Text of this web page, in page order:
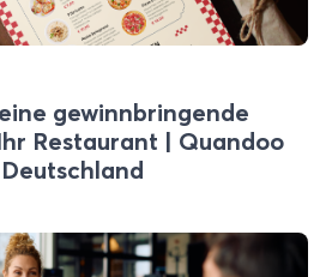
gewinnbringende
Restaurant | Quandoo